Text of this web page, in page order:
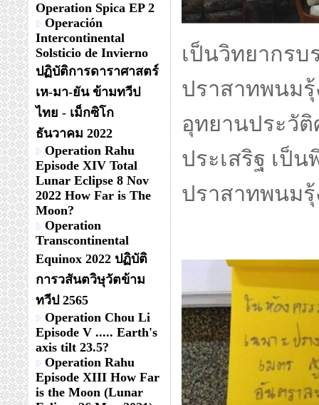
Operation Spica EP 2
Operación
Intercontinental
Solsticio de Invierno
ปฏิบัติการดาราศาสตร์
เห-มา-ยัน ข้ามทวีป
ไทย - เม็กซิโก
ธันวาคม 2022
Operation Rahu
Episode XIV Total
Lunar Eclipse 8 Nov
2022 How Far is The
Moon?
Operation
Transcontinental
Equinox 2022 ปฏิบัติ
การวสันตวิษุวัตข้าม
ทวีป 2565
Operation Chou Li
Episode V ..... Earth's
axis tilt 23.5?
Operation Rahu
Episode XIII How Far
is the Moon (Lunar
เป็นวิทยากร
ปราสาทพนม
อุทยานประวั
ประเสริฐ เป็
ปราสาทพนมรุ้